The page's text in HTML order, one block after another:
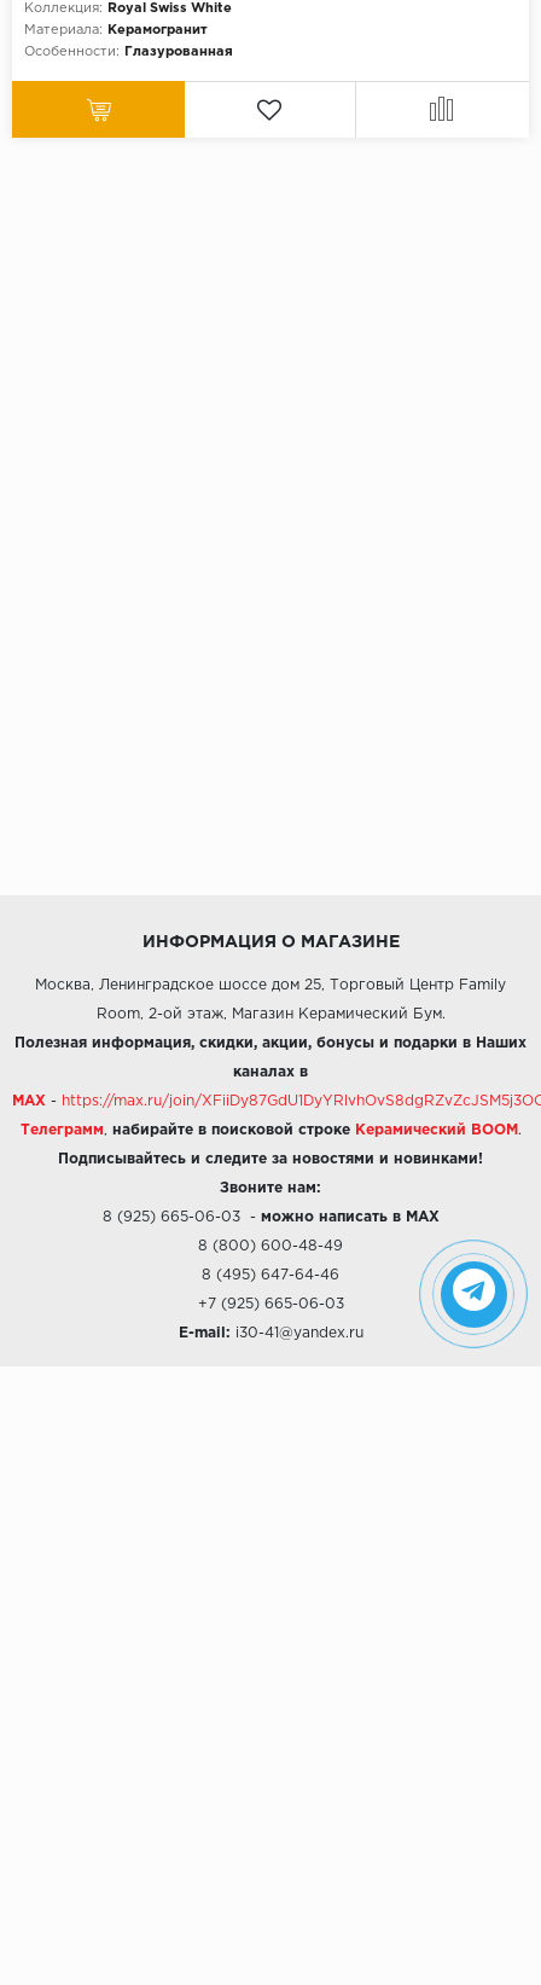
Коллекция:
Royal Swiss White
Материала:
Керамогранит
Особенности:
Глазурованная
ИНФОРМАЦИЯ О МАГАЗИНЕ
Москва, Ленинградское шоссе дом 25, Торговый Центр Family
Room, 2-ой этаж, Магазин Керамический Бум.
Полезная информация, скидки, акции, бонусы и подарки в Наших
каналах в
MAX - https://max.ru/join/
Телеграмм набирайте в поисковой строке Керамический BOOM .
Подписывайтесь и следите за новостями и новинками!
Звоните нам:
8 (925) 665-06-03- можно написать в MAX
8 (800) 600-48-49
8 (495) 647-64-46
+7 (925) 665-06-03
E-mail: i30-41@yandex.ru